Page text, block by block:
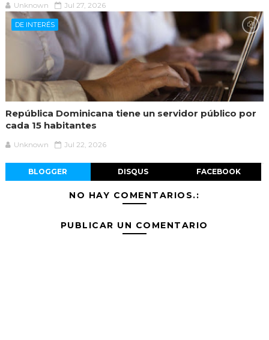
Unknown Jul 27, 2026
DE INTERÉS
República Dominicana tiene un servidor público por
cada 15 habitantes
Unknown Jul 22, 2026
BLOGGER DISQUS FACEBOOK
NO HAY COMENTARIOS.:
PUBLICAR UN COMENTARIO